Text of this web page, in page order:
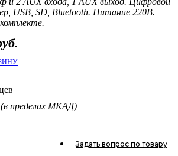
USB, SD, Bluetooth. Питание 220В.
(в пределах МКАД)
Задать вопрос по товару